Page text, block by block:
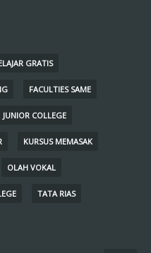
GRATIS
FACULTIES SAME
JUNIOR COLLEGE
KURSUS MEMASAK
OLAH VOKAL
TATA RIAS